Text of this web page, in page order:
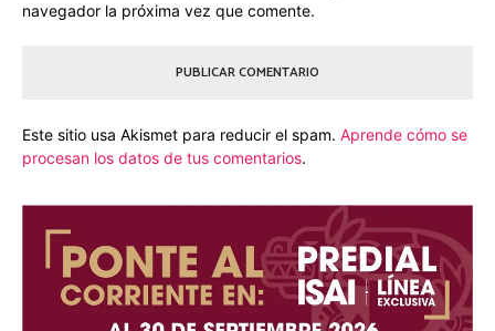
navegador la próxima vez que comente.
Este sitio usa Akismet para reducir el spam. Aprende cómo se
procesan los datos de tus comentarios.